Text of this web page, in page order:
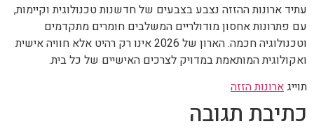
עתיד ארונות ההזזה נצבע בצבעים של חדשנות טכנולוגית וקיימות,
עם פתרונות אחסון מודולריים המשלבים חומרים מתקדמים
וטכנולוגיה חכמה. הארון של 2026 אינו רק רהיט אלא חוויה אישית
ואקולוגית המותאמת במדויק לצרכים האישיים של כל בית.
תוייגארונות הזזה
כתיבת תגובה